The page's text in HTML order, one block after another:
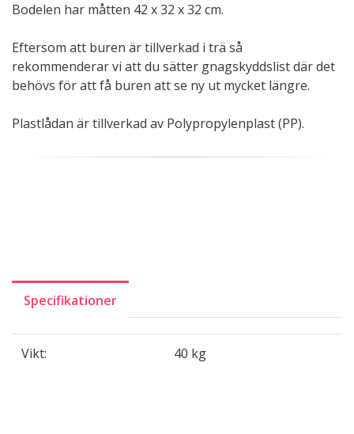
Bodelen har måtten 42 x 32 x 32 cm.
Eftersom att buren är tillverkad i trä så
rekommenderar vi att du sätter gnagskyddslist där det
behövs för att få buren att se ny ut mycket längre.
Plastlådan är tillverkad av Polypropylenplast (PP).
Specifikationer
Vikt: 40 kg